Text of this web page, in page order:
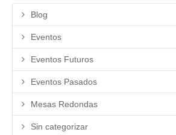
Blog
Eventos
Eventos Futuros
Eventos Pasados
Mesas Redondas
Sin categorizar